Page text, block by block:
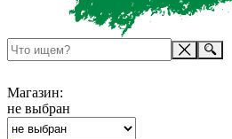
Магазин:
не выбран